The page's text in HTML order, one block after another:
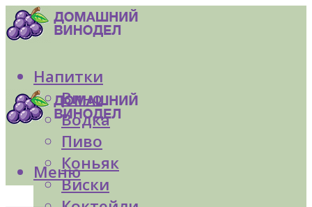
Напитки
Вино
Водка
Пиво
Коньяк
Виски
Меню